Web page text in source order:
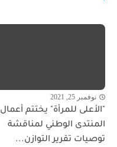
نوفمبر 25, 2021
"الأعلى للمرأة" يختتم أعمال
المنتدى الوطني لمناقشة
توصيات تقرير التوازن...